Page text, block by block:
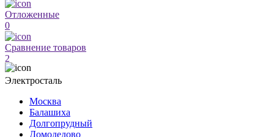
Отложенные
0
Сравнение товаров
2
Электросталь
Москва
Балашиха
Долгопрудный
Домодедово